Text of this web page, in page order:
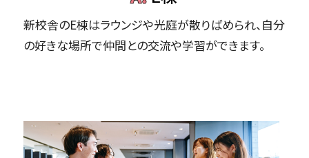
新校舎のE棟はラウンジや光庭が散りばめられ、自分
の好きな場所で仲間との交流や学習ができます。